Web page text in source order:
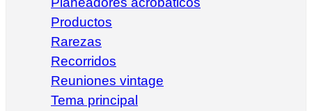
Productos
Rarezas
Recorridos
Reuniones vintage
Tema principal